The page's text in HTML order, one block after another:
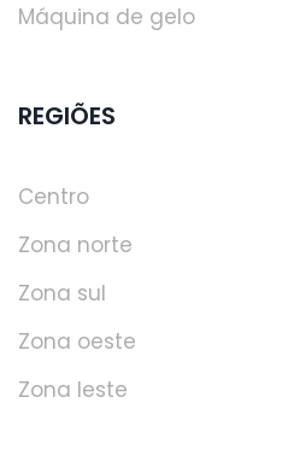
Máquina de gelo
REGIÕES
Centro
Zona norte
Zona sul
Zona oeste
Zona leste